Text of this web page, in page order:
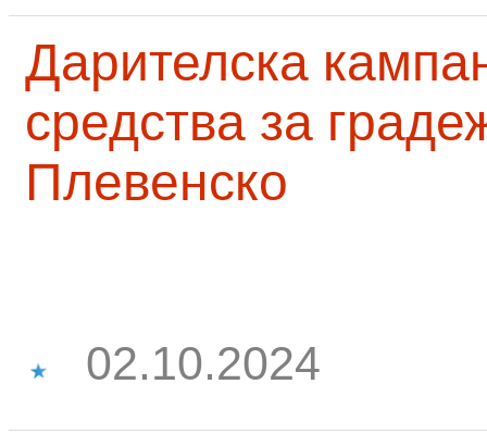
Дарителска
средства за
Плевенско
02.10.2024